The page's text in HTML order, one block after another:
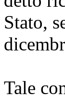
Stato,
Tale